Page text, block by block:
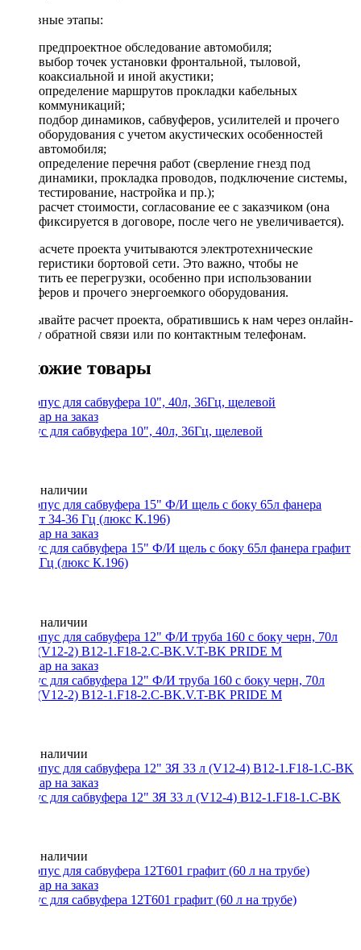
Основные этапы:
предпроектное обследование автомобиля;
выбор точек установки фронтальной, тыловой,
коаксиальной и иной акустики;
определение маршрутов прокладки кабельных
коммуникаций;
подбор динамиков, сабвуферов, усилителей и прочего
оборудования с учетом акустических особенностей
автомобиля;
определение перечня работ (сверление гнезд под
динамики, прокладка проводов, подключение системы,
тестирование, настройка и пр.);
расчет стоимости, согласование ее с заказчиком (она
фиксируется в договоре, после чего не увеличивается).
При расчете проекта учитываются электротехнические
характеристики бортовой сети. Это важно, чтобы не
допустить ее перегрузки, особенно при использовании
сабвуферов и прочего энергоемкого оборудования.
Заказывайте расчет проекта, обратившись к нам через онлайн-
форму обратной связи или по контактным телефонам.
Похожие товары
Корпус для сабвуфера 10", 40л, 36Гц, щелевой
Нет в наличии
Корпус для сабвуфера 15" Ф/И щель с боку 65л фанера графит
34-36 Гц (люкс К.196)
Нет в наличии
Корпус для сабвуфера 12" Ф/И труба 160 с боку черн, 70л
37Гц (V12-2) B12-1.F18-2.C-BK.V.T-BK PRIDE M
Нет в наличии
Корпус для сабвуфера 12" ЗЯ 33 л (V12-4) B12-1.F18-1.C-BK
Нет в наличии
Корпус для сабвуфера 12T601 графит (60 л на трубе)